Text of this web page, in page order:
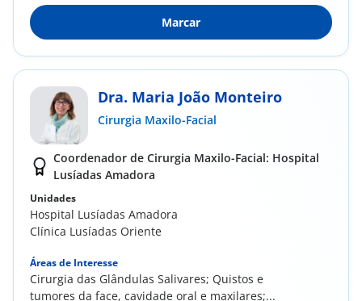
Marcar
Dra. Maria João Monteiro
Cirurgia Maxilo-Facial
Coordenador de Cirurgia Maxilo-Facial: Hospital
Lusíadas Amadora
Unidades
Hospital Lusíadas Amadora
Clínica Lusíadas Oriente
Áreas de Interesse
Cirurgia das Glândulas Salivares; Quistos e
tumores da face, cavidade oral e maxilares;...